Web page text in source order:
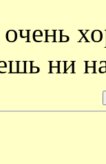
ни